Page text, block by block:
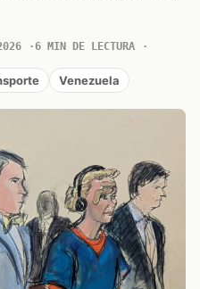
6 MIN DE LECTURA
Venezuela